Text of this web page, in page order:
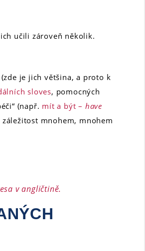
učili zároveň několik.
(zde je jich většina, a proto k
sloves, pomocných
(např. mít a být – have
mnohem, mnohem
v angličtině.